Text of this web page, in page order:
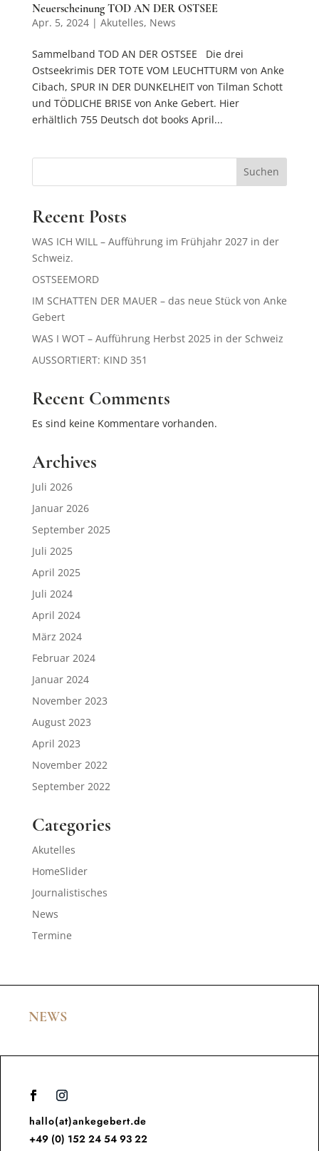
Neuerscheinung TOD AN DER OSTSEE
Apr. 5, 2024| Akutelles, News
Sammelband TOD AN DER OSTSEE Die drei
Ostseekrimis DER TOTE VOM LEUCHTTURM von Anke
Cibach, SPUR IN DER DUNKELHEIT von Tilman Schott
und TÖDLICHE BRISE von Anke Gebert. Hier
erhältlich 755 Deutsch dot books April...
Suchen
Recent Posts
WAS ICH WILL – Aufführung im Frühjahr 2027 in der
Schweiz.
OSTSEEMORD
IM SCHATTEN DER MAUER – das neue Stück von Anke
Gebert
WAS I WOT – Aufführung Herbst 2025 in der Schweiz
AUSSORTIERT: KIND 351
Recent Comments
Es sind keine Kommentare vorhanden.
Archives
Juli 2026
Januar 2026
September 2025
Juli 2025
April 2025
Juli 2024
April 2024
März 2024
Februar 2024
Januar 2024
November 2023
August 2023
April 2023
November 2022
September 2022
Categories
Akutelles
HomeSlider
Journalistisches
News
Termine
NEWS
hallo(at)ankegebert.de
+49 (0) 152 24 54 93 22